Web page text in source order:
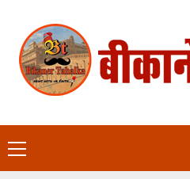
content
Primary
Menu